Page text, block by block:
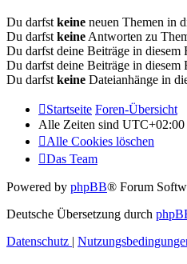
Du darfst keine neuen Themen in
Du darfst keine Antworten zu
Du darfst deine Beiträge in diesem
Du darfst deine Beiträge in diesem
Du darfst keine Dateianhänge in
Startseite Foren-Übersicht
Alle Zeiten sind UTC+02:00
Alle Cookies löschen
Das Team
Powered by phpBB® Forum
Deutsche Übersetzung durch
Datenschutz |